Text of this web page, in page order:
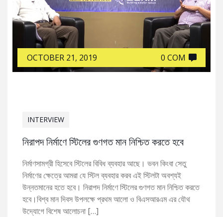
OCTOBER 21, 2019 0 COM
INTERVIEW
নিরাপদ নির্মাণে স্টিলের গুণগত মান নিশ্চিত করতে হবে
নির্মাণসামগ্রী হিসেবে স্টিলের বিবিধ ব্যবহার আছে। ভবন কিংবা সেতু
নির্মাণের ক্ষেত্রে আমরা যে স্টিল ব্যবহার করব এই স্টিলটা অবশ্যই
উন্নতমানের হতে হবে। নিরাপদ নির্মাণে স্টিলের গুণগত মান নিশ্চিত করতে
হবে।বিশ্ব মান দিবস উপলক্ষে প্রথম আলো ও বিএসআরএম এর যৌথ
উদ্যোগে বিশেষ আলোচনা […]